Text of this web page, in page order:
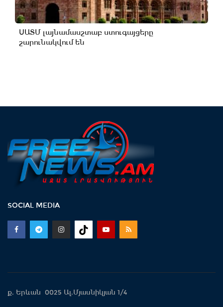
ՍԱՏՄ լայնամասշտաբ ստուգայցերը
շարունակվում են
SOCIAL MEDIA
ք. Երևան 0025 Ալ.Մյասնիկյան 1/4